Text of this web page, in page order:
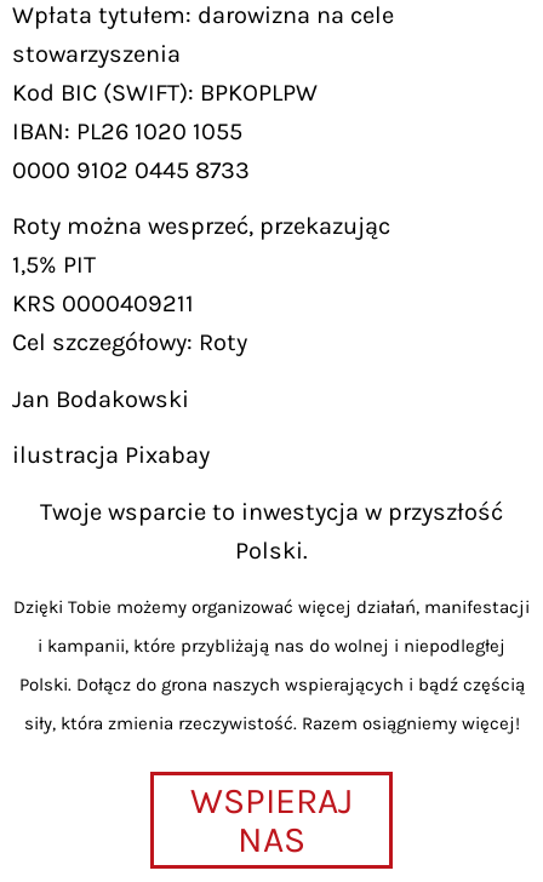
Wpłata tytułem: darowizna na cele
stowarzyszenia
Kod BIC (SWIFT): BPKOPLPW
IBAN: PL26 1020 1055
0000 9102 0445 8733
Roty można wesprzeć, przekazując
1,5% PIT
KRS 0000409211
Cel szczegółowy: Roty
Jan Bodakowski
ilustracja Pixabay
Twoje wsparcie to inwestycja w przyszłość
Polski.
Dzięki Tobie możemy organizować więcej działań, manifestacji
i kampanii, które przybliżają nas do wolnej i niepodległej
Polski. Dołącz do grona naszych wspierających i bądź częścią
siły, która zmienia rzeczywistość. Razem osiągniemy więcej!
WSPIERAJ
NAS